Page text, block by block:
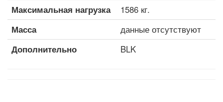
Максимальная нагрузка
1586 кг.
Масса
данные отсутствуют
Дополнительно
BLK